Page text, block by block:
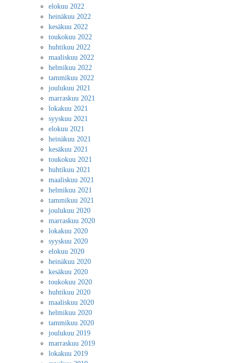
elokuu 2022
heinäkuu 2022
kesäkuu 2022
toukokuu 2022
huhtikuu 2022
maaliskuu 2022
helmikuu 2022
tammikuu 2022
joulukuu 2021
marraskuu 2021
lokakuu 2021
syyskuu 2021
elokuu 2021
heinäkuu 2021
kesäkuu 2021
toukokuu 2021
huhtikuu 2021
maaliskuu 2021
helmikuu 2021
tammikuu 2021
joulukuu 2020
marraskuu 2020
lokakuu 2020
syyskuu 2020
elokuu 2020
heinäkuu 2020
kesäkuu 2020
toukokuu 2020
huhtikuu 2020
maaliskuu 2020
helmikuu 2020
tammikuu 2020
joulukuu 2019
marraskuu 2019
lokakuu 2019